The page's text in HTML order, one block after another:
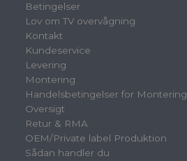
Betingelser
Lov om TV overvågning
Kontakt
Kundeservice
Levering
Montering
Handelsbetingelser for Montering
Oversigt
Retur & RMA
OEM/Private label Produktion
Sådan handler du